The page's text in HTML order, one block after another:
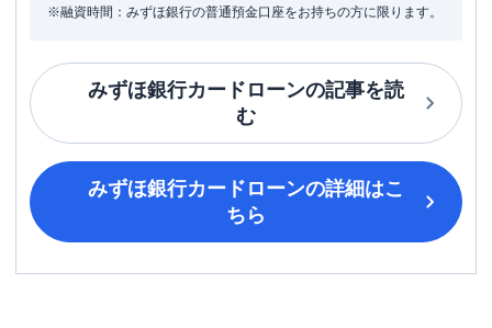
※融資時間：みずほ銀行の普通預金口座をお持ちの方に限ります。
みずほ銀行カードローンの記事を読
む
みずほ銀行カードローンの詳細はこ
ちら